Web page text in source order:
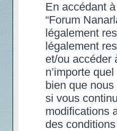
En accédant à
“Forum
légalement
légalement
et/ou accéder
n’importe
bien que
si vous
modifications
des